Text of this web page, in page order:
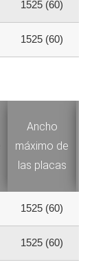
1525 (60)
1525 (60)
Ancho
máximo de
las placas
1525 (60)
1525 (60)